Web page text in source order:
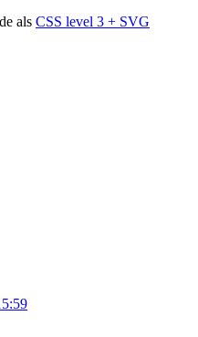
als CSS level 3 + SVG